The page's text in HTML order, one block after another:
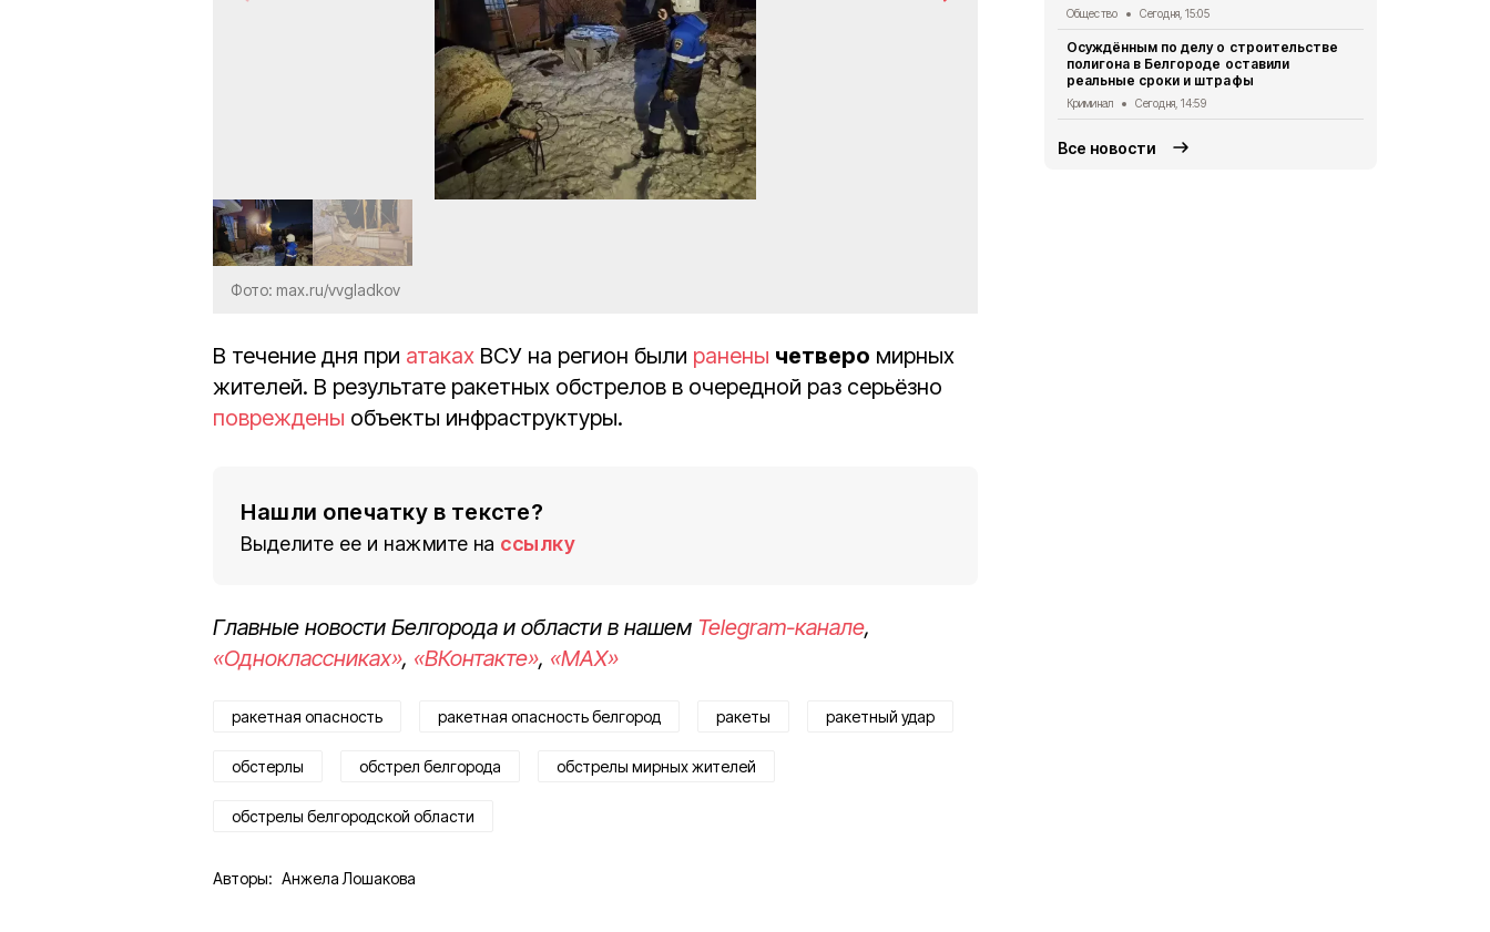
Фото: max.ru/vvgladkov
В течение дня при атаках ВСУ на регион были ранены четверо мирных
жителей. В результате ракетных обстрелов в очередной раз серьёзно
повреждены объекты инфраструктуры.
Нашли опечатку в тексте?
Выделите ее и нажмите на ссылку
Главные новости Белгорода и области в нашем Telegram-канале,
«Одноклассниках», «ВКонтакте», «MAX»
ракетная опасность ракетная опасность белгород ракеты ракетный удар
обстерлы обстрел белгорода обстрелы мирных жителей
обстрелы белгородской области
Авторы: Анжела Лошакова
Общество Сегодня, 15:05
Осуждённым по делу о строительстве
полигона в Белгороде оставили
реальные сроки и штрафы
Криминал Сегодня, 14:59
Все новости